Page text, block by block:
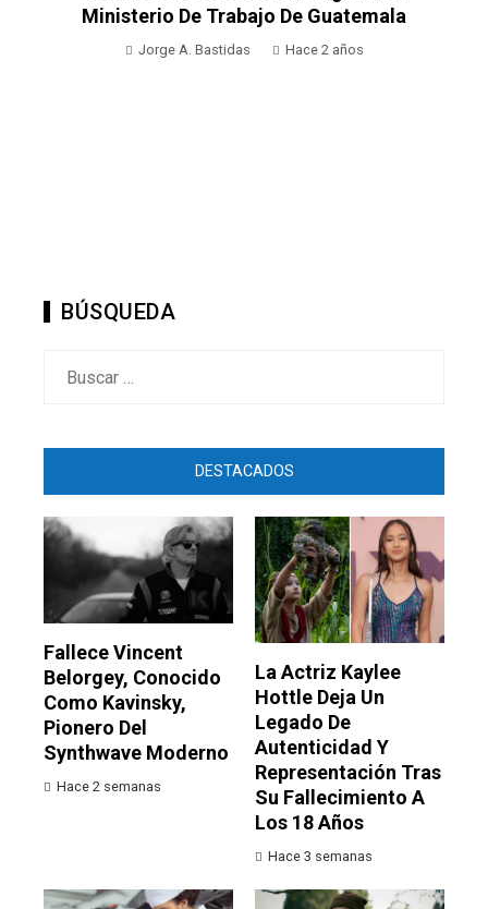
BÚSQUEDA
DESTACADOS
Fallece Vincent
Belorgey, Conocido
Como Kavinsky,
Pionero Del
Synthwave Moderno
Hace 2 semanas
La Actriz Kaylee
Hottle Deja Un
Legado De
Autenticidad Y
Representación Tras
Su Fallecimiento A
Los 18 Años
Hace 3 semanas